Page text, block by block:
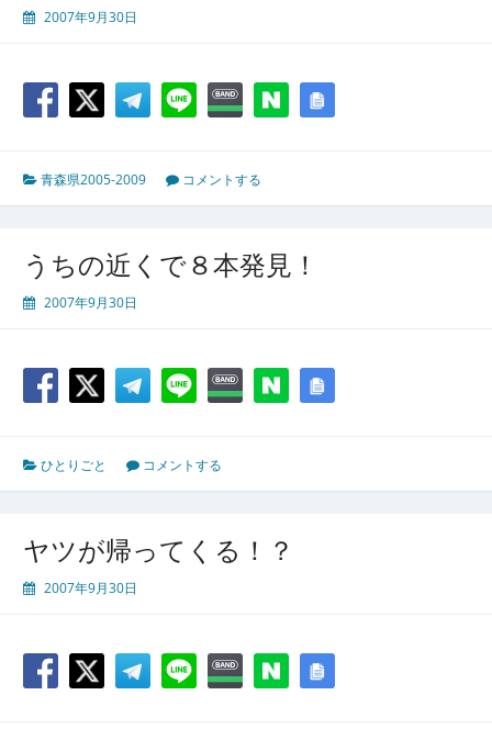
2007年9月30日
青森県2005-2009 コメントする
うちの近くで８本発見！
2007年9月30日
ひとりごと コメントする
ヤツが帰ってくる！？
2007年9月30日